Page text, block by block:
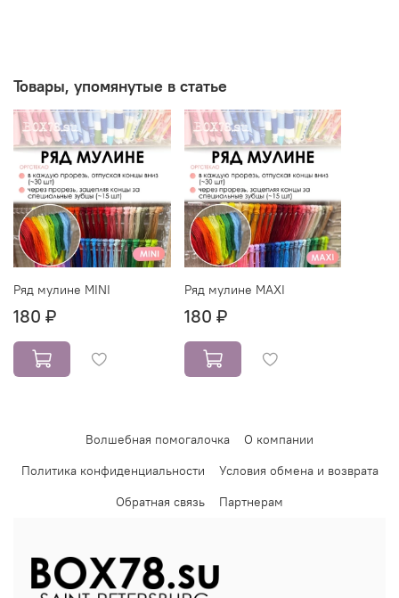
Товары, упомянутые в статье
Ряд мулине MINI
180 ₽
Ряд мулине MAXI
180 ₽
Волшебная помогалочка
О компании
Политика конфиденциальности
Условия обмена и возврата
Обратная связь
Партнерам